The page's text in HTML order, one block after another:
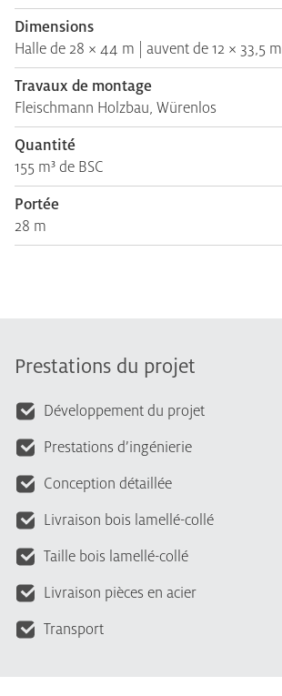
Dimensions
Halle de 28 × 44 m | auvent de 12 × 33,5 m
Travaux de montage
Fleischmann Holzbau, Würenlos
Quantité
155 m³ de BSC
Portée
28 m
Prestations du projet
Développement du projet
Prestations d’ingénierie
Conception détaillée
Livraison bois lamellé-collé
Taille bois lamellé-collé
Livraison pièces en acier
Transport